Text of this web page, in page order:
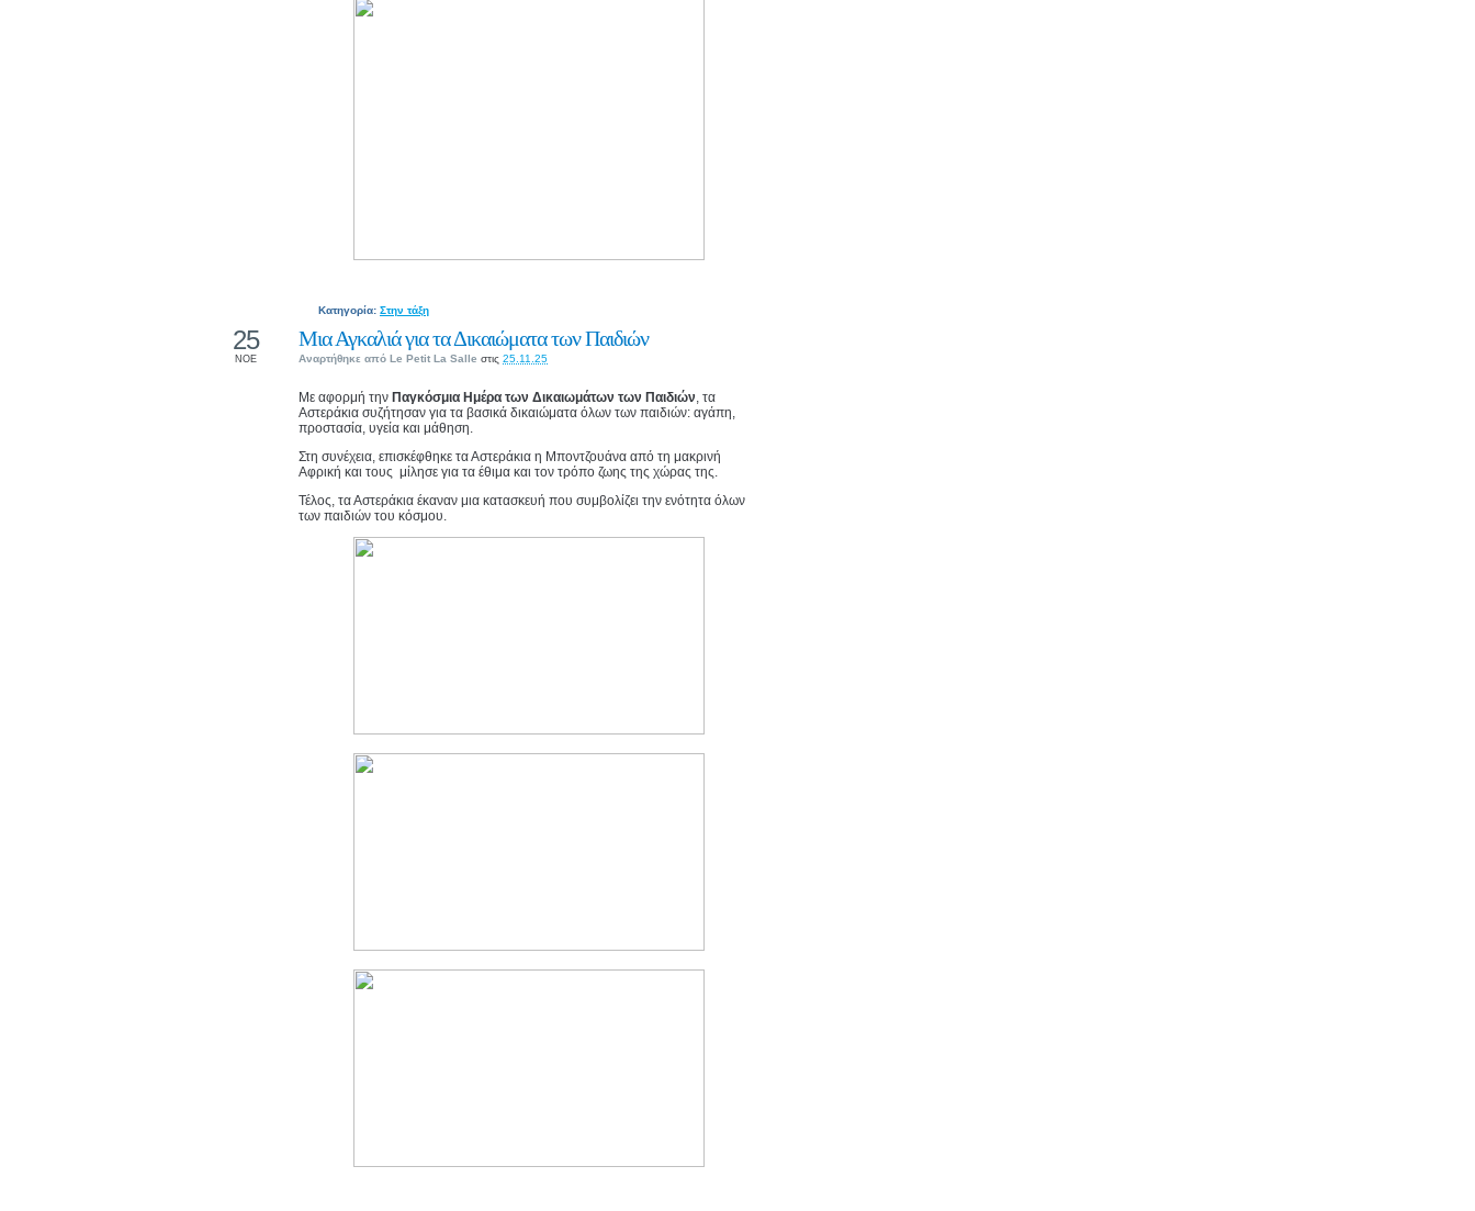
Κατηγορία: Στην τάξη
Μια Αγκαλιά για τα Δικαιώματα των Παιδιών
Αναρτήθηκε από Le Petit La Salle στις 25.11.25
25
ΝΟΕ
Με αφορμή την Παγκόσμια Ημέρα των Δικαιωμάτων των Παιδιών, τα
Αστεράκια συζήτησαν για τα βασικά δικαιώματα όλων των παιδιών: αγάπη,
προστασία, υγεία και μάθηση.
Στη συνέχεια, επισκέφθηκε τα Αστεράκια η Μποντζουάνα από τη μακρινή
Αφρική και τους μίλησε για τα έθιμα και τον τρόπο ζωης της χώρας της.
Τέλος, τα Αστεράκια έκαναν μια κατασκευή που συμβολίζει την ενότητα όλων
των παιδιών του κόσμου.